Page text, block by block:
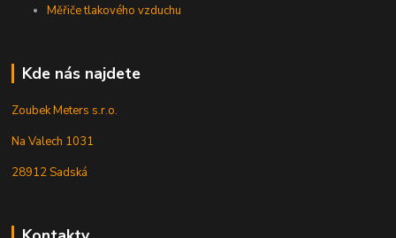
Měřiče tlakového vzduchu
Kde nás najdete
Zoubek Meters s.r.o.
Na Valech 1031
28912 Sadská